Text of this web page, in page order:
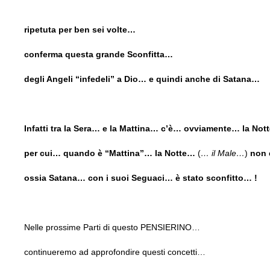
ripetuta per ben sei volte…
conferma questa grande Sconfitta…
degli Angeli “infedeli” a Dio… e quindi anche di Satana…
Infatti tra la Sera… e la Mattina… c’è… ovviamente… la
per cui… quando è “Mattina”… la Notte… (… il Male…) non
ossia Satana… con i suoi Seguaci… è stato sconfitto… !
Nelle prossime Parti di questo PENSIERINO…
continueremo ad approfondire questi concetti…